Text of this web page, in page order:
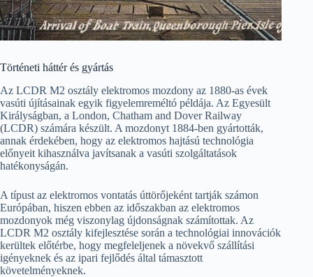
Történeti háttér és gyártás
Az LCDR M2 osztály elektromos mozdony az 1880-as évek
vasúti újításainak egyik figyelemreméltó példája. Az Egyesült
Királyságban, a London, Chatham and Dover Railway
(LCDR) számára készült. A mozdonyt 1884-ben gyártották,
annak érdekében, hogy az elektromos hajtású technológia
előnyeit kihasználva javítsanak a vasúti szolgáltatások
hatékonyságán.
A típust az elektromos vontatás úttörőjeként tartják számon
Európában, hiszen ebben az időszakban az elektromos
mozdonyok még viszonylag újdonságnak számítottak. Az
LCDR M2 osztály kifejlesztése során a technológiai innovációk
kerültek előtérbe, hogy megfeleljenek a növekvő szállítási
igényeknek és az ipari fejlődés által támasztott
követelményeknek.